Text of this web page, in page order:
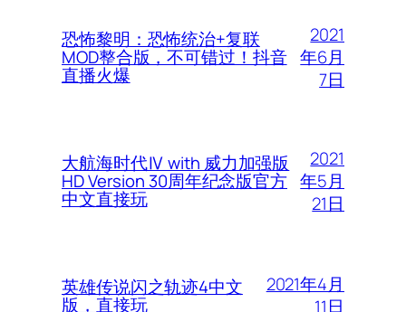
恐怖黎明：恐怖统治+复联
MOD整合版，不可错过！抖音
直播火爆
2021
年6月
7日
大航海时代Ⅳ with 威力加强版
HD Version 30周年纪念版官方
中文直接玩
2021
年5月
21日
英雄传说闪之轨迹4中文
版，直接玩
2021年4月
11日